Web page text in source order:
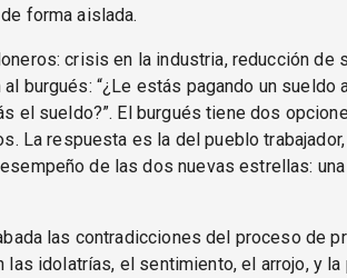
forma aislada.
crisis en la industria, reducción de
burgués: “¿Le estás pagando un sueldo
el sueldo?”. El burgués tiene dos
La respuesta es la del pueblo
de las dos nuevas estrellas:
las contradicciones del proceso de
las idolatrías, el sentimiento, el arrojo, y